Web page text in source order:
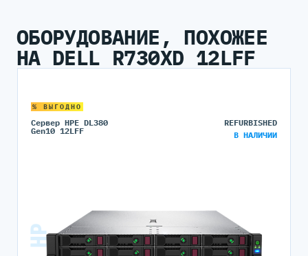
ОБОРУДОВАНИЕ, ПОХОЖЕЕ
НА DELL R730XD 12LFF
% ВЫГОДНО
Сервер HPE DL380
Gen10 12LFF
REFURBISHED
В НАЛИЧИИ